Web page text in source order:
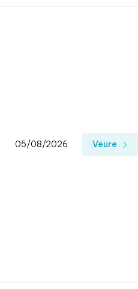
05/08/2026 Veure